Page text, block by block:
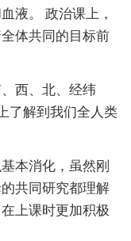
液。 政治课上，
体共同的目标前
西、北、经纬
了解到我们全人类
本消化，虽然刚
共同研究都理解
上课时更加积极